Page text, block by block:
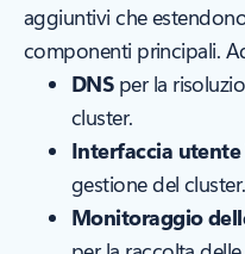
aggiuntivi che
componenti principali.
DNSper la
cluster.
Interfaccia utente
gestione del cluster.
Monitoraggio